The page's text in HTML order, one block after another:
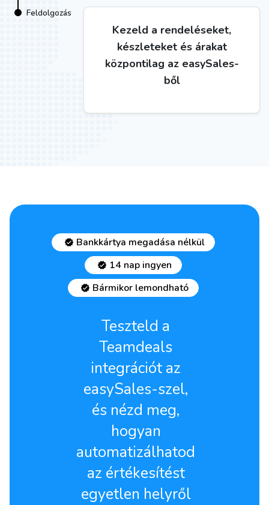
Feldolgozás
Kezeld a rendeléseket,
készleteket és árakat
központilag az easySales-
ből
Bankkártya megadása nélkül
14 nap ingyen
Bármikor lemondható
Teszteld a
Teamdeals
integrációt az
easySales-szel,
és nézd meg,
hogyan
automatizálhatod
az értékesítést
egyetlen helyről